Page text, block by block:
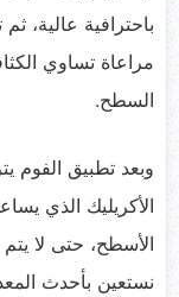
باحترافية عالية،
مراعاة تساوي
السطح.
وبعد تطبيق الفوم
الأكريليك الذي
الأسطح، حتى لا
نستعين بأحدث